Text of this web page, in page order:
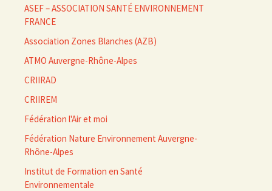
ASEF – ASSOCIATION SANTÉ ENVIRONNEMENT
FRANCE
Association Zones Blanches (AZB)
ATMO Auvergne-Rhône-Alpes
CRIIRAD
CRIIREM
Fédération l'Air et moi
Fédération Nature Environnement Auvergne-
Rhône-Alpes
Institut de Formation en Santé
Environnementale